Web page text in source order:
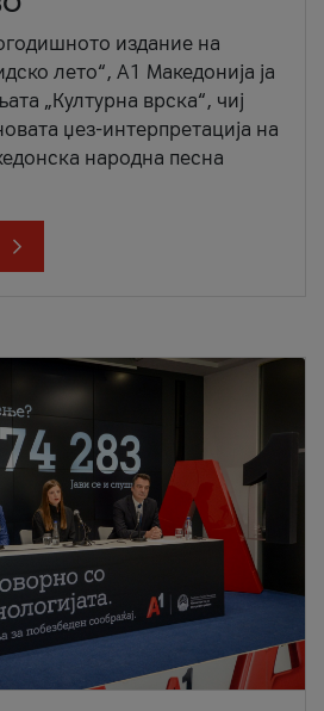
издание на
лето“, А1 Македонија ја
„Културна врска“, чиј
џез-интерпретација на
народна песна